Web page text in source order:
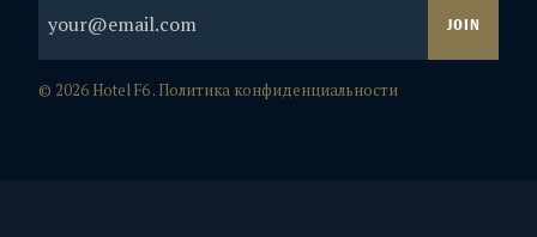
© 2026 Hotel F6 . Политика конфиденциальности